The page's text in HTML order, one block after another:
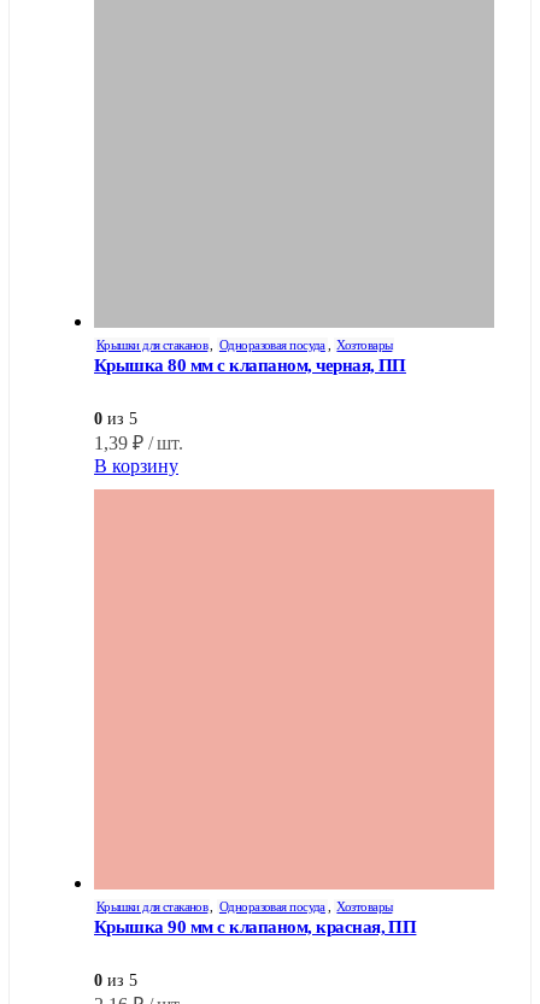
Крышки для стаканов Одноразовая посуда Хозтовары
Крышка 80 мм с клапаном, черная, ПП
0 из 5
1,39 ₽ / шт.
В корзину
Крышки для стаканов Одноразовая посуда Хозтовары
Крышка 90 мм с клапаном, красная, ПП
0 из 5